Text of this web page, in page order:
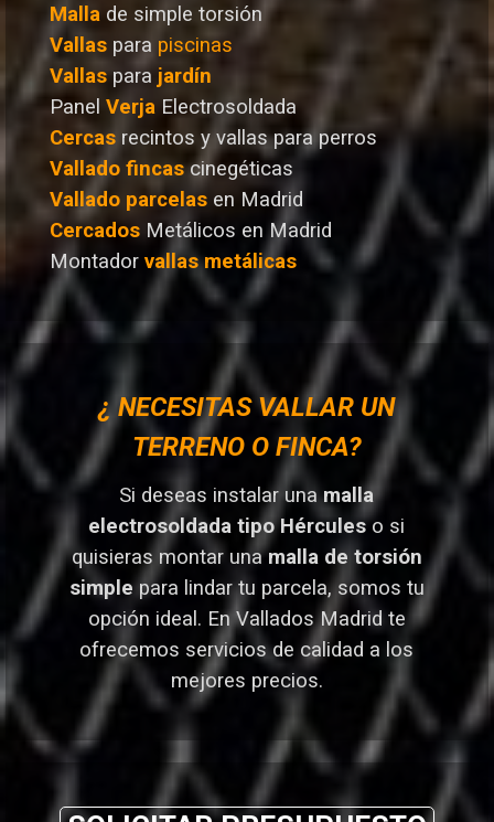
Malla de simple torsión
Vallas para piscinas
Vallaspara jardín
Panel Verja Electrosoldada
Cercas recintos y vallas para perros
Vallado fincascinegéticas
Vallado parcelas en Madrid
Cercados Metálicos en Madrid
Montador vallas metálicas
¿ NECESITAS VALLAR UN
TERRENO O FINCA?
Si deseas instalar unamalla
electrosoldada tipo Hérculeso si
quisieras montar unamalla de torsión
simple para lindar tu parcela, somos tu
opción ideal. En Vallados Madrid te
ofrecemos servicios de calidad a los
mejores precios.